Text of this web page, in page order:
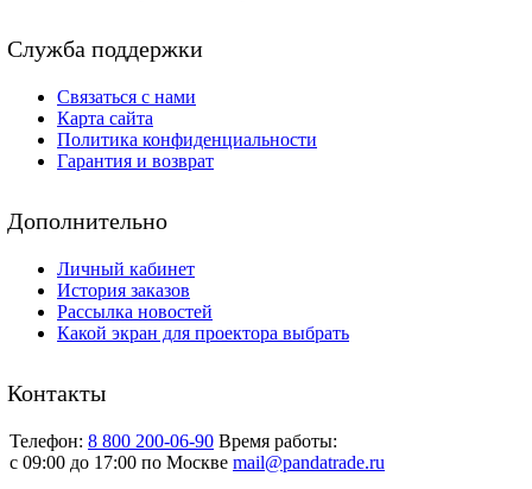
Служба поддержки
Связаться с нами
Карта сайта
Политика конфиденциальности
Гарантия и возврат
Дополнительно
Личный кабинет
История заказов
Рассылка новостей
Какой экран для проектора выбрать
Контакты
Телефон: 8 800 200-06-90 Время работы:
c 09:00 до 17:00 по Москве mail@pandatrade.ru